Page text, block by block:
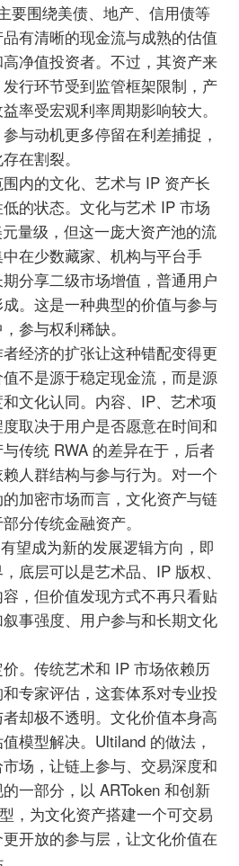
要围绕美债、地产、信用债等
有清晰的现金流与成熟的估值
净值投资者。不过，其资产来
行环节受到监管框架限制，产
率受宏观利率周期影响较大。
与动机更多停留在利差捕捉，
在割裂。
内的文化、艺术与 IP 资产长
的状态。文化与艺术 IP 市场
量级，但这一庞大资产池的流
在少数藏家、机构与平台手
分享二级市场增值，普通用户
。这是一种典型的价值与参与
参与权利稀缺。
经济的扩张让这种错配变得更
不是源于稳定现金流，而是源
文化认同。内容、IP、艺术项
取决于用户是否愿意在时间和
传统 RWA 的差异在于，后者
人群结构与参与行为。对一个
加密市场而言，文化资产与链
分传统金融资产。
望成为新的发展逻辑方向，即
底层可以是艺术品、IP 版权、
，但价值发现方式不再只看贴
事强度、用户参与和长期文化
。传统艺术和 IP 市场依赖历
专家评估，这套体系对专业投
却极不透明。文化价值本身高
模型解决。Ultiland 的做法，
场，让链上参与、交易深度和
一部分，以 ARToken 和创新
，为文化资产搭建一个可交易
开放的参与层，让文化价值在